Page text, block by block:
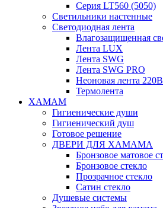
Серия LT560 (5050)
Светильники настенные
Светодиодная лента
Влагозащищенная
Лента LUX
Лента SWG
Лента SWG PRO
Неоновая лента 220В
Термолента
ХАМАМ
Гигиенические души
Гигиенический душ
Готовое решение
ДВЕРИ ДЛЯ ХАМАМА
Бронзовое матовое
Бронзовое стекло
Прозрачное стекло
Сатин стекло
Душевые системы